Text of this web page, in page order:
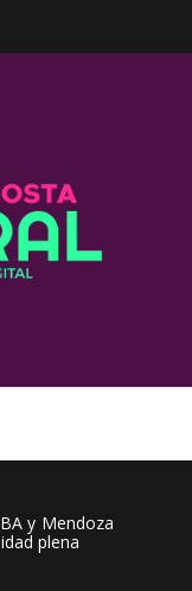
y Mendoza
plena